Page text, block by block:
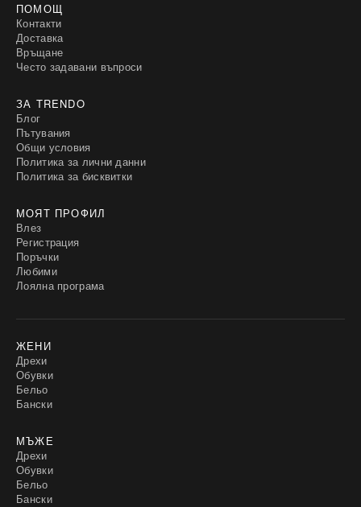
ПОМОЩ
Контакти
Доставка
Връщане
Често задавани въпроси
ЗА TRENDO
Блог
Пътувания
Общи условия
Политика за лични данни
Политика за бисквитки
МОЯТ ПРОФИЛ
Влез
Регистрация
Поръчки
Любими
Лоялна програма
ЖЕНИ
Дрехи
Обувки
Бельо
Бански
МЪЖЕ
Дрехи
Обувки
Бельо
Бански